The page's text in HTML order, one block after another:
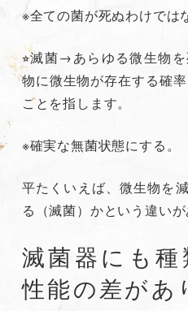
※全ての菌が死ぬわけでは
⭐︎滅菌→あらゆる微生物
物に微生物が存在する確
ことを指します。
※確実な無菌状態にする。
平たくいえば、微生物を
る（滅菌）かという違いが
滅菌器にも種
性能の差があ